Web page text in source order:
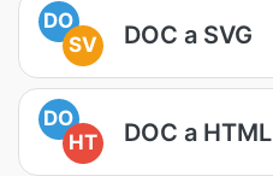
DO
SV
DOC a SVG
DO
HT
DOC a HTML